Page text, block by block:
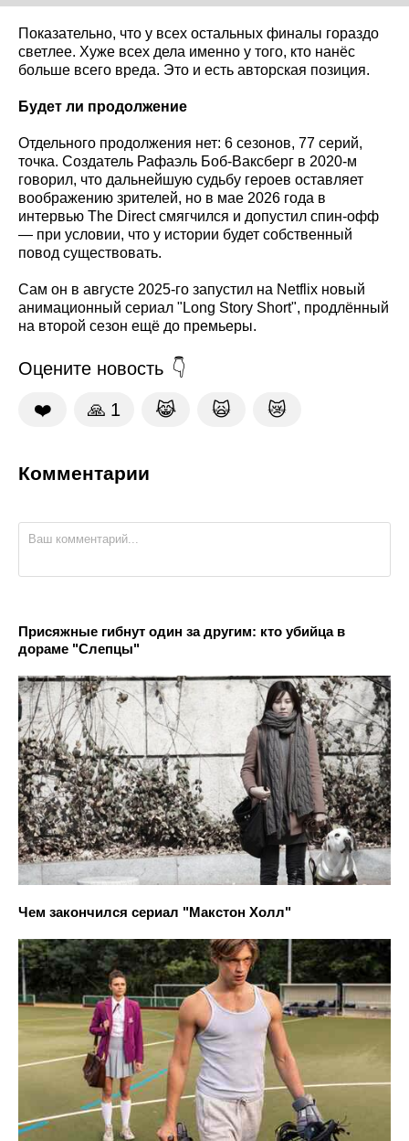
Показательно, что у всех остальных финалы гораздо
светлее. Хуже всех дела именно у того, кто нанёс
больше всего вреда. Это и есть авторская позиция.
Будет ли продолжение
Отдельного продолжения нет: 6 сезонов, 77 серий,
точка. Создатель Рафаэль Боб-Ваксберг в 2020-м
говорил, что дальнейшую судьбу героев оставляет
воображению зрителей, но в мае 2026 года в
интервью The Direct смягчился и допустил спин-офф
— при условии, что у истории будет собственный
повод существовать.
Сам он в августе 2025-го запустил на Netflix новый
анимационный сериал "Long Story Short", продлённый
на второй сезон ещё до премьеры.
Оцените новость
❤️ 🙏 1 😹 🙀 😿
Комментарии
Присяжные гибнут один за другим: кто убийца в
дораме "Слепцы"
Чем закончился сериал "Макстон Холл"